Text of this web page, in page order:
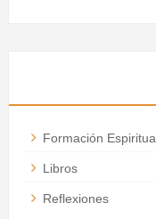
Formación
Libros
Reflexiones